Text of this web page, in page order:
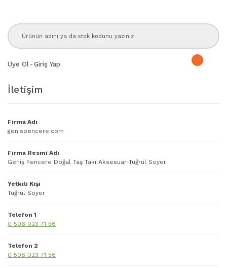
Üye Ol - Giriş Yap
İletişim
Firma Adı
genispencere.com
Firma Resmi Adı
Geniş Pencere Doğal Taş Takı Aksesuar-Tuğrul Soyer
Yetkili Kişi
Tuğrul Soyer
Telefon 1
0 506 023 71 56
Telefon 2
0 506 023 71 56